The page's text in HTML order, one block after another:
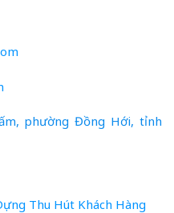
phường Đồng Hới, tỉnh
Thu Hút Khách Hàng